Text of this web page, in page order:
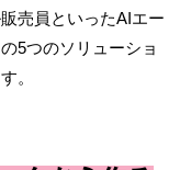
売員といったAIエー
5つのソリューショ
。